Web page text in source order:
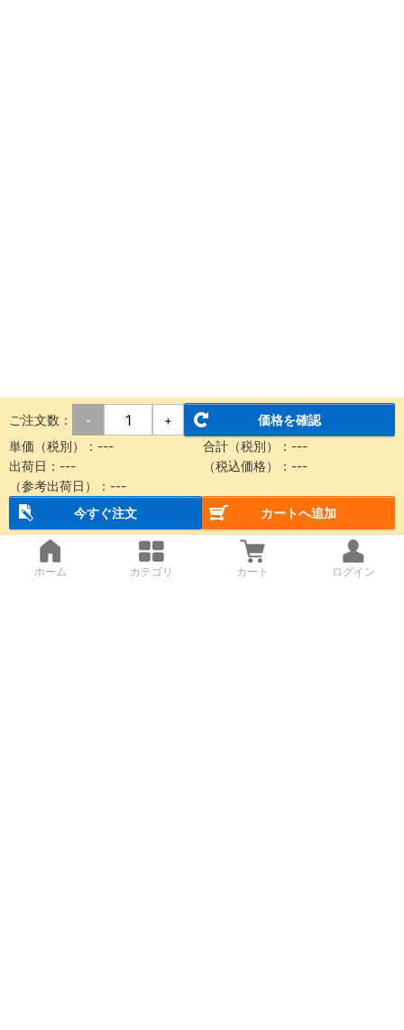
ご注文数： - +
価格を確認
単価（税別）：---
合計（税別）：---
出荷日：---
（税込価格）：---
（参考出荷日）：---
今すぐ注文
カートへ追加
ホーム カテゴリ カート ログイン